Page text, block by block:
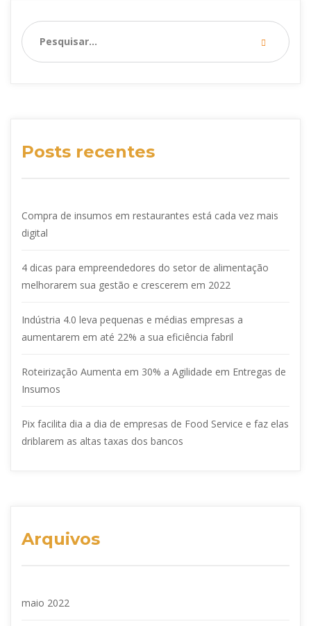
Posts recentes
Compra de insumos em restaurantes está cada vez mais
digital
4 dicas para empreendedores do setor de alimentação
melhorarem sua gestão e crescerem em 2022
Indústria 4.0 leva pequenas e médias empresas a
aumentarem em até 22% a sua eficiência fabril
Roteirização Aumenta em 30% a Agilidade em Entregas de
Insumos
Pix facilita dia a dia de empresas de Food Service e faz elas
driblarem as altas taxas dos bancos
Arquivos
maio 2022